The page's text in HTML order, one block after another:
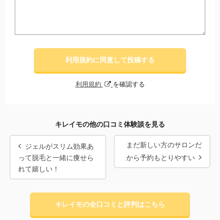
利用規約に同意して投稿する
利用規約 を確認する
キレイモの他の口コミ体験談を見る
ジェルがスリム効果あ
って脱毛と一緒に痩せら
れて嬉しい！
まだ新しい方のサロンだ
から予約もとりやすい
キレイモの全口コミと評判はこちら